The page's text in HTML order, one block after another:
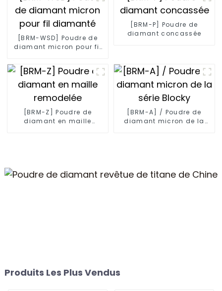
[BRM-WSD] Poudre de
diamant micron pour fil
[BRM-P] Poudre de
diamant concassée
[BRM-Z] Poudre de
diamant en maille
[BRM-A] / Poudre de
diamant micron de la
Produits Les Plus Vendus